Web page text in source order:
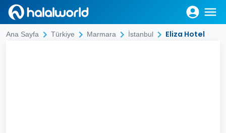
Ana Sayfa Türkiye Marmara İstanbul Eliza Hotel